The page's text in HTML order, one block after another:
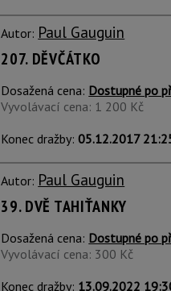
Autor: Paul Gauguin
207. DĚVČÁTKO
Dosažená cena: Dostupné po
Vyvolávací cena: 1 200 Kč
Konec dražby:05.12.2017
Autor: Paul Gauguin
39. DVĚ TAHIŤANKY
Dosažená cena: Dostupné po
Vyvolávací cena: 300 Kč
Konec dražby: 13.09.2022